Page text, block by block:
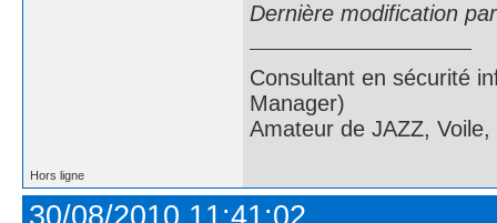
Dernière modification
Consultant en sécurité
Manager)
Amateur de JAZZ, Voile,
Hors ligne
30/08/2010 11:41:02